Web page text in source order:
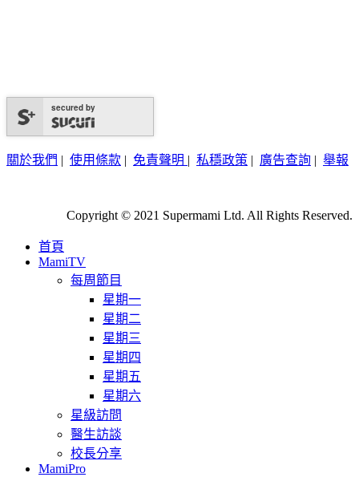
secured by
關於我們 | 使用條款 | 免責聲明 | 私穩政策 | 廣告查詢 | 舉報
Copyright © 2021 Supermami Ltd. All Rights Reserved.
首頁
MamiTV
每周節目
星期一
星期二
星期三
星期四
星期五
星期六
星級訪問
醫生訪談
校長分享
MamiPro